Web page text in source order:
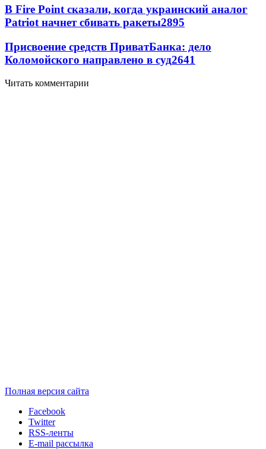
В Fire Point сказали, когда украинский аналог
Patriot начнет сбивать ракеты2895
Присвоение средств ПриватБанка: дело
Коломойского направлено в суд2641
Читать комментарии
Полная версия сайта
Facebook
Twitter
RSS-ленты
E-mail рассылка